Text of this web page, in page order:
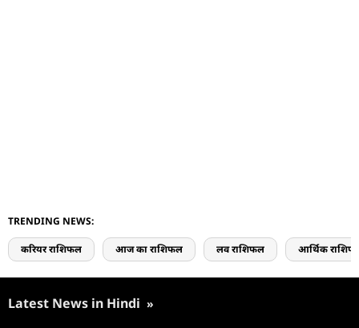
TRENDING NEWS:
करियर राशिफल आज का राशिफल लव राशिफल आर्थिक
Latest News in Hindi »